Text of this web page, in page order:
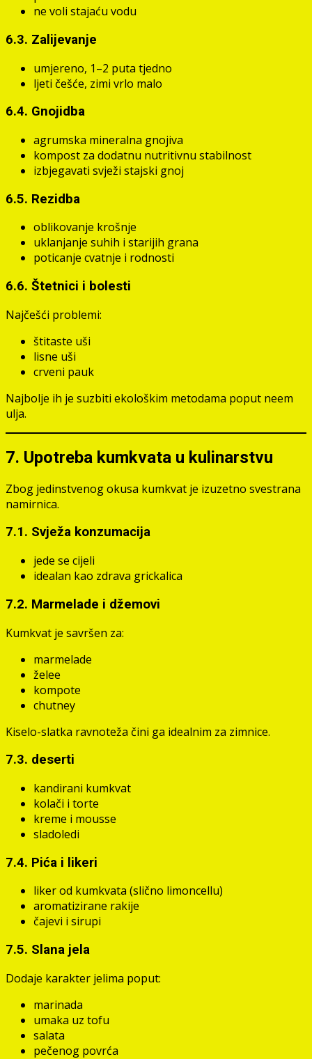
ne voli stajaću vodu
6.3. Zalijevanje
umjereno, 1–2 puta tjedno
ljeti češće, zimi vrlo malo
6.4. Gnojidba
agrumska mineralna gnojiva
kompost za dodatnu nutritivnu stabilnost
izbjegavati svježi stajski gnoj
6.5. Rezidba
oblikovanje krošnje
uklanjanje suhih i starijih grana
poticanje cvatnje i rodnosti
6.6. Štetnici i bolesti
Najčešći problemi:
štitaste uši
lisne uši
crveni pauk
Najbolje ih je suzbiti ekološkim metodama poput neem
ulja.
7. Upotreba kumkvata u kulinarstvu
Zbog jedinstvenog okusa kumkvat je izuzetno svestrana
namirnica.
7.1. Svježa konzumacija
jede se cijeli
idealan kao zdrava grickalica
7.2. Marmelade i džemovi
Kumkvat je savršen za:
marmelade
želee
kompote
chutney
Kiselo-slatka ravnoteža čini ga idealnim za zimnice.
7.3. deserti
kandirani kumkvat
kolači i torte
kreme i mousse
sladoledi
7.4. Pića i likeri
liker od kumkvata (slično limoncellu)
aromatizirane rakije
čajevi i sirupi
7.5. Slana jela
Dodaje karakter jelima poput:
marinada
umaka uz tofu
salata
pečenog povrća